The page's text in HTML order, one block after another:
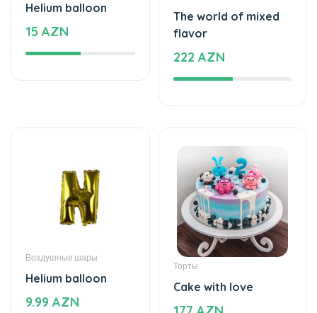
222 AZN
Воздушные шары
9.99 AZN
Торты
Cake with love
177 AZN